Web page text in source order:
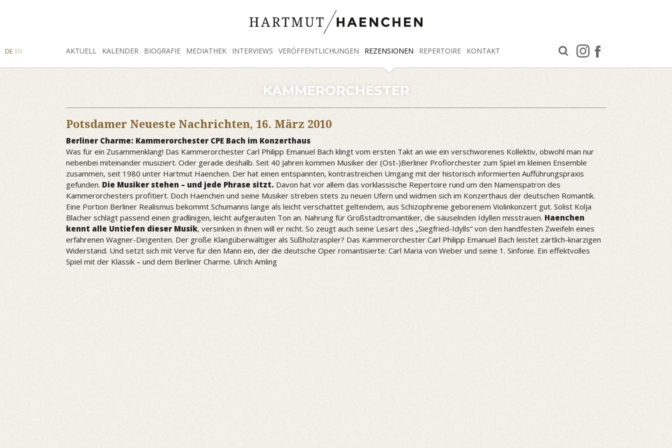
AKTUELL KALENDER BIOGRAFIE MEDIATHEK INTERVIEWS VERÖFFENTLICHUNGEN REZENSIONEN REPERTOIRE KONTAKT
FACEBOOK
INSTAGRAM
SUCHE
DE EN
KAMMERORCHESTER
Potsdamer Neueste Nachrichten, 16. März 2010
Berliner Charme: Kammerorchester CPE Bach im Konzerthaus
Was für ein Zusammenklang! Das Kammerorchester Carl Philipp Emanuel Bach klingt vom ersten Takt an wie ein verschworenes Kollektiv, obwohl man nur
nebenbei miteinander musiziert. Oder gerade deshalb. Seit 40 Jahren kommen Musiker der (Ost-)Berliner Profiorchester zum Spiel im kleinen Ensemble
zusammen, seit 1980 unter Hartmut Haenchen. Der hat einen entspannten, kontrastreichen Umgang mit der historisch informierten Aufführungspraxis
gefunden. Die Musiker stehen – und jede Phrase sitzt. Davon hat vor allem das vorklassische Repertoire rund um den Namenspatron des
Kammerorchesters profitiert. Doch Haenchen und seine Musiker streben stets zu neuen Ufern und widmen sich im Konzerthaus der deutschen Romantik.
Eine Portion Berliner Realismus bekommt Schumanns lange als leicht verschattet geltendem, aus Schizophrenie geborenem Violinkonzert gut. Solist Kolja
Blacher schlägt passend einen gradlinigen, leicht aufgerauten Ton an. Nahrung für Großstadtromantiker, die säuselnden Idyllen misstrauen. Haenchen
kennt alle Untiefen dieser Musik, versinken in ihnen will er nicht. So zeugt auch seine Lesart des „Siegfried-Idylls“ von den handfesten Zweifeln eines
erfahrenen Wagner-Dirigenten. Der große Klangüberwältiger als Süßholzraspler? Das Kammerorchester Carl Philipp Emanuel Bach leistet zärtlich-knarzigen
Widerstand. Und setzt sich mit Verve für den Mann ein, der die deutsche Oper romantisierte: Carl Maria von Weber und seine 1. Sinfonie. Ein effektvolles
Spiel mit der Klassik – und dem Berliner Charme. Ulrich Amling